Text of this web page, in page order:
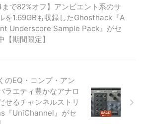
まで82%オフ】アンビエント系のサ
を1.69GBも収録したGhosthack『A
Underscore Sample Pack』がセ
【期間限定】
のEQ・コンプ・アン
ラエティ豊かなアナロ
せるチャンネルストリ
『UniChannel』がセ